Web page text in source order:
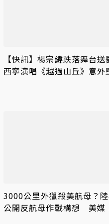
【快訊】楊宗緯跌落舞台
西寧演唱《越過山丘》意外
3000公里外獵殺美航母？
公開反航母作戰構想 美媒